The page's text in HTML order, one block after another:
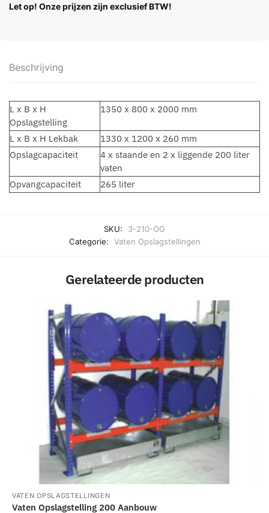
Let op! Onze prijzen zijn exclusief BTW!
Beschrijving
L x B x H
Opslagstelling
1350 x 800 x 2000 mm
L x B x H Lekbak
1330 x 1200 x 260 mm
Opslagcapaciteit
4 x staande en 2 x liggende 200 liter
vaten
Opvangcapaciteit
265 liter
SKU:
3-210-OG
Categorie:
Vaten Opslagstellingen
Gerelateerde producten
VATEN OPSLAGSTELLINGEN
Vaten Opslagstelling 200 Aanbouw